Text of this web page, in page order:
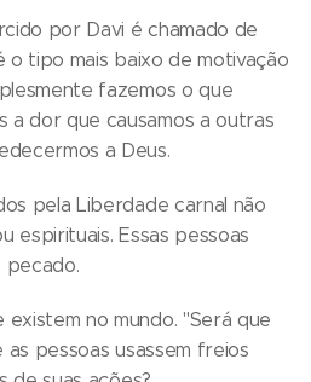
por Davi é chamado de
o tipo mais baixo de motivação
fazemos o que
a dor que causamos a outras
a Deus.
pela Liberdade carnal não
espirituais. Essas pessoas
existem no mundo. "Será que
as pessoas usassem freios